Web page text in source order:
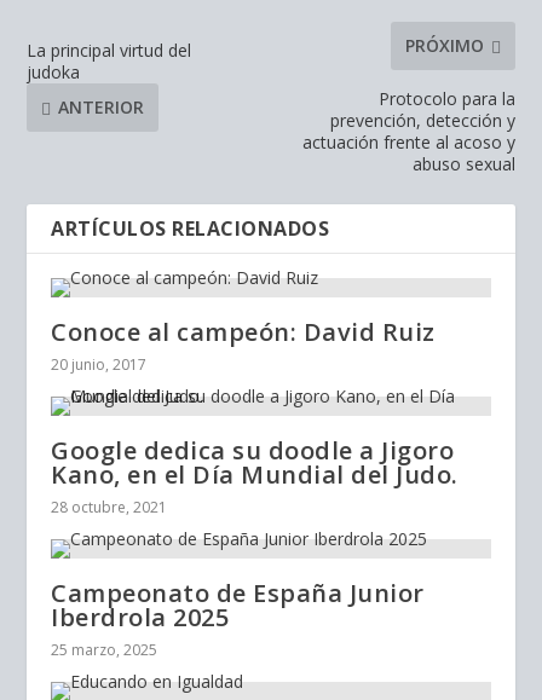
La principal virtud del
judoka
ANTERIOR
PRÓXIMO
Protocolo para la
prevención, detección y
actuación frente al acoso y
abuso sexual
ARTÍCULOS RELACIONADOS
Conoce al campeón: David Ruiz
20 junio, 2017
Google dedica su doodle a Jigoro
Kano, en el Día Mundial del Judo.
28 octubre, 2021
Campeonato de España Junior
Iberdrola 2025
25 marzo, 2025